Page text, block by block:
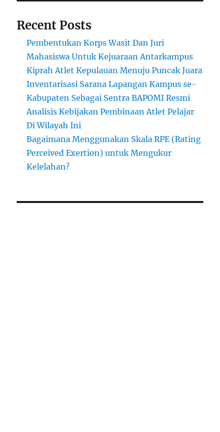
Recent Posts
Pembentukan Korps Wasit Dan Juri
Mahasiswa Untuk Kejuaraan Antarkampus
Kiprah Atlet Kepulauan Menuju Puncak Juara
Inventarisasi Sarana Lapangan Kampus se-
Kabupaten Sebagai Sentra BAPOMI Resmi
Analisis Kebijakan Pembinaan Atlet Pelajar
Di Wilayah Ini
Bagaimana Menggunakan Skala RPE (Rating
Perceived Exertion) untuk Mengukur
Kelelahan?